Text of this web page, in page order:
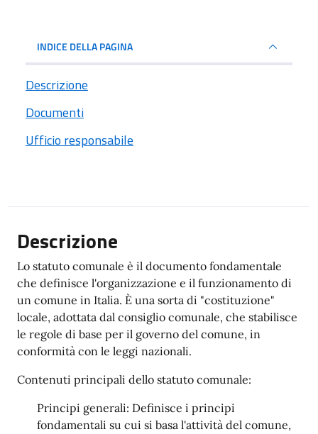
INDICE DELLA PAGINA
Descrizione
Documenti
Ufficio responsabile
Descrizione
Lo statuto comunale è il documento fondamentale
che definisce l'organizzazione e il funzionamento di
un comune in Italia. È una sorta di "costituzione"
locale, adottata dal consiglio comunale, che stabilisce
le regole di base per il governo del comune, in
conformità con le leggi nazionali.
Contenuti principali dello statuto comunale:
Principi generali: Definisce i principi
fondamentali su cui si basa l'attività del comune,